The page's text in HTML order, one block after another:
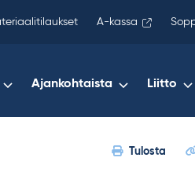
A-kassa
Ajankohtaista Liitto
Tulosta